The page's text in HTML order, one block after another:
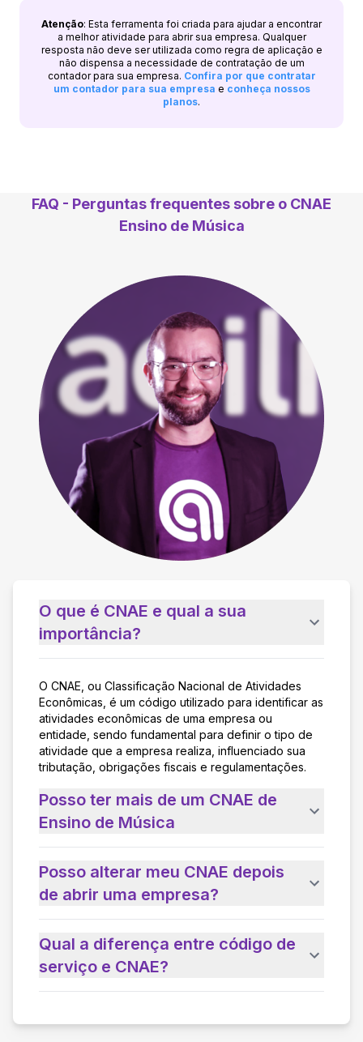
Atenção: Esta ferramenta foi criada para ajudar a encontrar
a melhor atividade para abrir sua empresa. Qualquer
resposta não deve ser utilizada como regra de aplicação e
não dispensa a necessidade de contratação de um
contador para sua empresa. Confira por que contratar
um contador para sua empresa e conheça nossos
planos.
FAQ - Perguntas frequentes sobre o CNAE
Ensino de Música
O que é CNAE e qual a sua
importância?
O CNAE, ou Classificação Nacional de Atividades
Econômicas, é um código utilizado para identificar as
atividades econômicas de uma empresa ou
entidade, sendo fundamental para definir o tipo de
atividade que a empresa realiza, influenciado sua
tributação, obrigações fiscais e regulamentações.
Posso ter mais de um CNAE de
Ensino de Música
Posso alterar meu CNAE depois
de abrir uma empresa?
Qual a diferença entre código de
serviço e CNAE?